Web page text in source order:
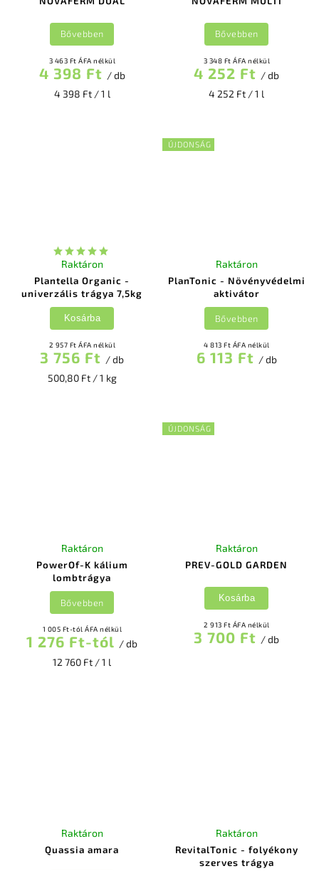
3 463 Ft ÁFA nélkül
4 398 Ft / db
4 398 Ft / 1 l
Bővebben
3 348 Ft ÁFA nélkül
4 252 Ft / db
4 252 Ft / 1 l
Bővebben
Plantella Organic -
univerzális trágya 7,5kg
Raktáron
2 957 Ft ÁFA nélkül
3 756 Ft / db
500,80 Ft / 1 kg
Kosárba
ÚJDONSÁG
PlanTonic - Növényvédelmi
aktivátor
Raktáron
4 813 Ft ÁFA nélkül
6 113 Ft / db
Bővebben
PowerOf-K kálium
lombtrágya
Raktáron
1 005 Ft-tól ÁFA nélkül
1 276 Ft-tól / db
12 760 Ft / 1 l
Bővebben
ÚJDONSÁG
PREV-GOLD GARDEN
Raktáron
2 913 Ft ÁFA nélkül
3 700 Ft / db
Kosárba
Quassia amara
Raktáron
RevitalTonic - folyékony
szerves trágya
Raktáron